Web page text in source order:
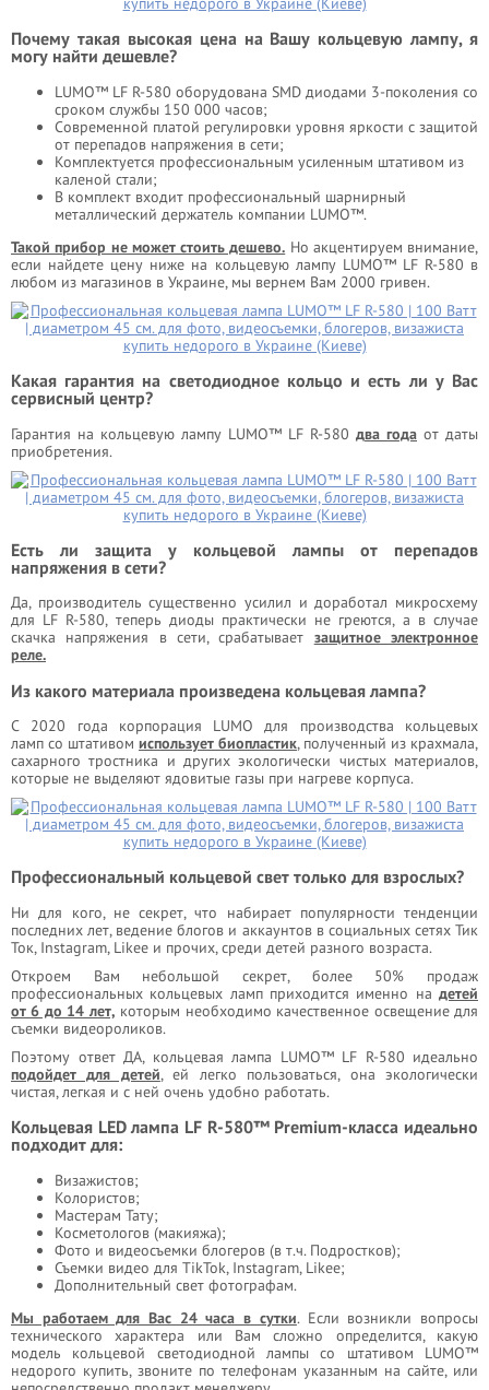
Почему такая высокая цена на Вашу кольцевую лампу, я
могу найти дешевле?
LUMO™ LF R-580 оборудована SMD диодами 3-поколения со
сроком службы 150 000 часов;
Современной платой регулировки уровня яркости с защитой
от перепадов напряжения в сети;
Комплектуется профессиональным усиленным штативом из
каленой стали;
В комплект входит профессиональный шарнирный
металлический держатель компании LUMO™.
Такой прибор не может стоить дешево. Но акцентируем внимание,
если найдете цену ниже на кольцевую лампу LUMO™ LF R-580 в
любом из магазинов в Украине, мы вернем Вам 2000 гривен.
Какая гарантия на светодиодное кольцо и есть ли у Вас
сервисный центр?
Гарантия на кольцевую лампу LUMO™ LF R-580 два года от даты
приобретения.
Есть ли защита у кольцевой лампы от перепадов
напряжения в сети?
Да, производитель существенно усилил и доработал микросхему
для LF R-580, теперь диоды практически не греются, а в случае
скачка напряжения в сети, срабатывает защитное электронное
реле.
Из какого материала произведена кольцевая лампа?
С 2020 года корпорация LUMO для производства кольцевых
ламп со штативом использует биопластик, полученный из крахмала,
сахарного тростника и других экологически чистых материалов,
которые не выделяют ядовитые газы при нагреве корпуса.
Профессиональный кольцевой свет только для взрослых?
Ни для кого, не секрет, что набирает популярности тенденции
последних лет, ведение блогов и аккаунтов в социальных сетях Тик
Ток, Instagram, Likee и прочих, среди детей разного возраста.
Откроем Вам небольшой секрет, более 50% продаж
профессиональных кольцевых ламп приходится именно на детей
от 6 до 14 лет, которым необходимо качественное освещение для
съемки видеороликов.
Поэтому ответ ДА, кольцевая лампа LUMO™ LF R-580 идеально
подойдет для детей, ей легко пользоваться, она экологически
чистая, легкая и с ней очень удобно работать.
Кольцевая LED лампа LF R-580™ Premium-класса идеально
подходит для:
Визажистов;
Колористов;
Мастерам Тату;
Косметологов (макияжа);
Фото и видеосъемки блогеров (в т.ч. Подростков);
Съемки видео для TikTok, Instagram, Likee;
Дополнительный свет фотографам.
Мы работаем для Вас 24 часа в сутки. Если возникли вопросы
технического характера или Вам сложно определится, какую
модель кольцевой светодиодной лампы со штативом LUMO™
недорого купить, звоните по телефонам указанным на сайте, или